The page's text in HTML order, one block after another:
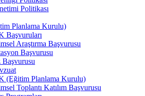
Politikası
Planlama Kurulu)
Başvuruları
Araştırma Başvurusu
Başvurusu
Başvurusu
(Eğitim Planlama Kurulu)
Toplantı Katılım Başvurusu